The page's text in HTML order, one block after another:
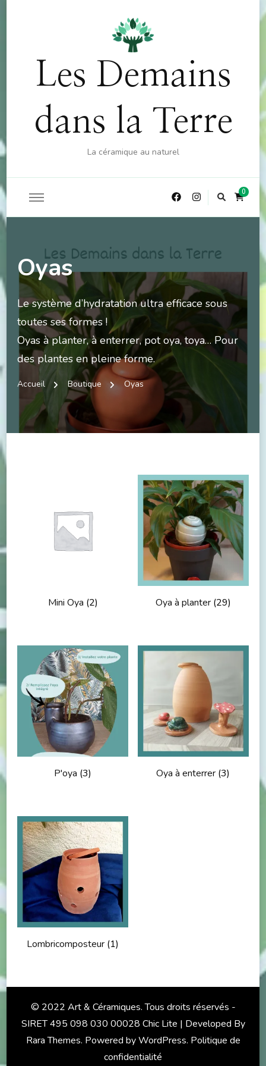
d'achat - CODE : CKDO10
Les Demains
dans la Terre
La céramique au naturel
0
Oyas
Le système d’hydratation ultra efficace sous
toutes ses formes !
Oyas à planter, à enterrer, pot oya, toya… Pour
des plantes en pleine forme.
Accueil Boutique Oyas
Mini Oya (2) Oya à planter (29)
P'oya (3) Oya à enterrer (3)
Lombricomposteur (1)
© 2022 Art & Céramiques. Tous droits réservés -
SIRET 495 098 030 00028 Chic Lite | Developed By
Rara Themes. Powered byWordPress. Politique de
confidentialité